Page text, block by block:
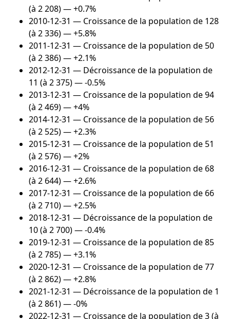
(à 2 208) — +0.7%
2010-12-31 — Croissance de la population de 128
(à 2 336) — +5.8%
2011-12-31 — Croissance de la population de 50
(à 2 386) — +2.1%
2012-12-31 — Décroissance de la population de
11 (à 2 375) — -0.5%
2013-12-31 — Croissance de la population de 94
(à 2 469) — +4%
2014-12-31 — Croissance de la population de 56
(à 2 525) — +2.3%
2015-12-31 — Croissance de la population de 51
(à 2 576) — +2%
2016-12-31 — Croissance de la population de 68
(à 2 644) — +2.6%
2017-12-31 — Croissance de la population de 66
(à 2 710) — +2.5%
2018-12-31 — Décroissance de la population de
10 (à 2 700) — -0.4%
2019-12-31 — Croissance de la population de 85
(à 2 785) — +3.1%
2020-12-31 — Croissance de la population de 77
(à 2 862) — +2.8%
2021-12-31 — Décroissance de la population de 1
(à 2 861) — -0%
2022-12-31 — Croissance de la population de 3 (à